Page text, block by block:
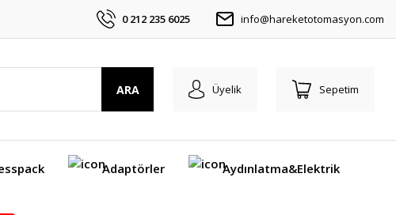
0 212 235 6025 info@hareketotomasyon.com
ARA Üyelik Sepetim
Adaptörler Aydınlatma&Elektrik